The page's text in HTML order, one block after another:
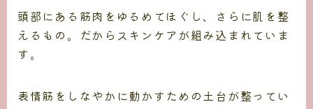
頭部にある筋肉をゆるめてほぐし、さらに肌を整
えるもの。だからスキンケアが組み込まれていま
す。
表情筋をしなやかに動かすための土台が整ってい